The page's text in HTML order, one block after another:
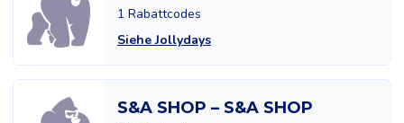
1 Rabattcodes
Siehe Jollydays
S&A SHOP – S&A SHOP